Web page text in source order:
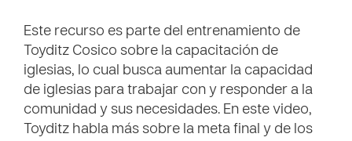
Este recurso es parte del entrenamiento de
Toyditz Cosico sobre la capacitación de
iglesias, lo cual busca aumentar la capacidad
de iglesias para trabajar con y responder a la
comunidad y sus necesidades. En este video,
Toyditz habla más sobre la meta final y de los